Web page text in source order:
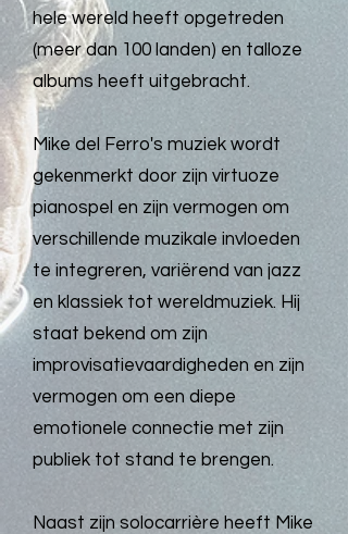
hele wereld heeft opgetreden
(meer dan 100 landen) en talloze
albums heeft uitgebracht.
Mike del Ferro's muziek wordt
gekenmerkt door zijn virtuoze
pianospel en zijn vermogen om
verschillende muzikale invloeden
te integreren, variërend van jazz
en klassiek tot wereldmuziek. Hij
staat bekend om zijn
improvisatievaardigheden en zijn
vermogen om een diepe
emotionele connectie met zijn
publiek tot stand te brengen.
Naast zijn solocarrière heeft Mike